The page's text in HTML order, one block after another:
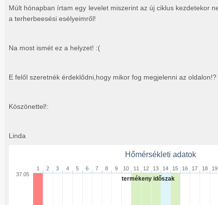
Múlt hónapban írtam egy levelet miszerint az új ciklus kezdetekor
a terherbeesési esélyeimről!
Na most ismét ez a helyzet! :(
E felől szeretnék érdeklődni,hogy mikor fog megjelenni az oldalon!?
Köszönettel!:
Linda
Hőmérsékleti adatok
termékeny időszak
1 2 3 4 5 6 7 8 9 10 11 12 13 14 15 16 17 18 19
37.05